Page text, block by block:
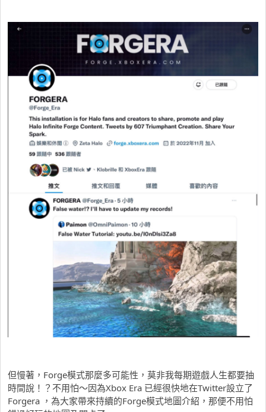
但慢著，Forge模式那麼多可能性，莫非我每期遊戲人生都要抽
時間說！？不用怕～因為Xbox Era 已經很快地在Twitter設立了
Forgera ，為大家帶來持續的Forge模式地圖介紹，那便不用怕